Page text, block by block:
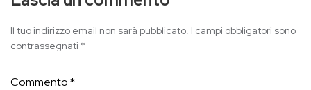
Il tuo indirizzo email non sarà pubblicato. I campi obbligatori sono
contrassegnati *
Commento*